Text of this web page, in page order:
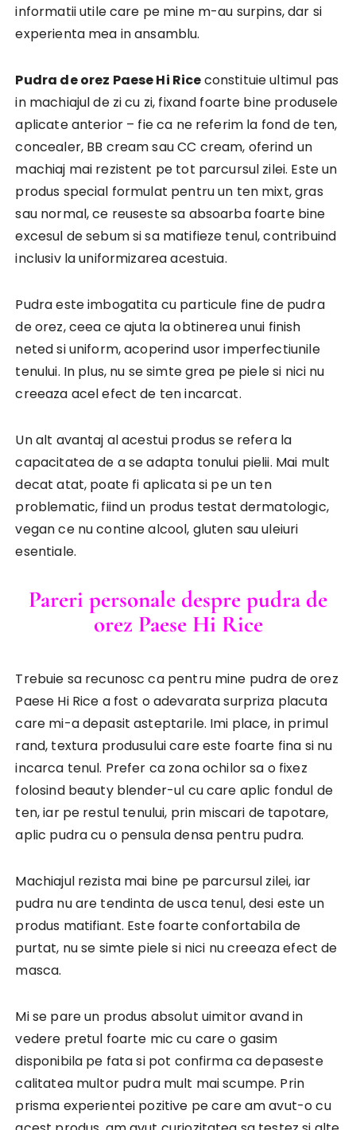
informatii utile care pe mine m-au surpins, dar si
experienta mea in ansamblu.
Pudra de orez Paese Hi Riceconstituie ultimul pas
in machiajul de zi cu zi, fixand foarte bine produsele
aplicate anterior – fie ca ne referim la fond de ten,
concealer, BB cream sau CC cream, oferind un
machiaj mai rezistent pe tot parcursul zilei. Este un
produs special formulat pentru un ten mixt, gras
sau normal, ce reuseste sa absoarba foarte bine
excesul de sebum si sa matifieze tenul, contribuind
inclusiv la uniformizarea acestuia.
Pudra este imbogatita cu particule fine de pudra
de orez, ceea ce ajuta la obtinerea unui finish
neted si uniform, acoperind usor imperfectiunile
tenului. In plus, nu se simte grea pe piele si nici nu
creeaza acel efect de ten incarcat.
Un alt avantaj al acestui produs se refera la
capacitatea de a se adapta tonului pielii. Mai mult
decat atat, poate fi aplicata si pe un ten
problematic, fiind un produs testat dermatologic,
vegan ce nu contine alcool, gluten sau uleiuri
esentiale.
Pareri personale despre pudra de
orez Paese Hi Rice
Trebuie sa recunosc ca pentru mine pudra de orez
Paese Hi Rice a fost o adevarata surpriza placuta
care mi-a depasit asteptarile. Imi place, in primul
rand, textura produsului care este foarte fina si nu
incarca tenul. Prefer ca zona ochilor sa o fixez
folosind beauty blender-ul cu care aplic fondul de
ten, iar pe restul tenului, prin miscari de tapotare,
aplic pudra cu o pensula densa pentru pudra.
Machiajul rezista mai bine pe parcursul zilei, iar
pudra nu are tendinta de usca tenul, desi este un
produs matifiant. Este foarte confortabila de
purtat, nu se simte piele si nici nu creeaza efect de
masca.
Mi se pare un produs absolut uimitor avand in
vedere pretul foarte mic cu care o gasim
disponibila pe fata si pot confirma ca depaseste
calitatea multor pudra mult mai scumpe. Prin
prisma experientei pozitive pe care am avut-o cu